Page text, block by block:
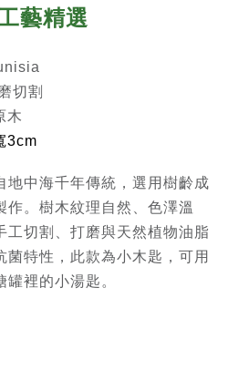
藝精選
切割
木
3cm
地中海千年傳統，選用樹齡成
作。樹木紋理自然、色澤溫
工切割、打磨與天然植物油脂
菌特性，此款為小木匙，可用
裡的小湯匙。